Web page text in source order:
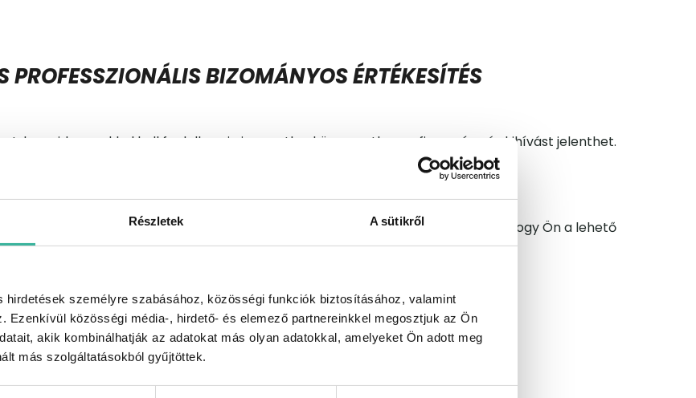
Részletek A sütikről
hirdetések személyre szabásához, közösségi funkciók biztosításához, valamint
Ezenkívül közösségi média-, hirdető- és elemező partnereinkkel megosztjuk az Ön
akik kombinálhatják az adatokat más olyan adatokkal, amelyeket Ön adott meg
más szolgáltatásokból gyűjtöttek.
PROFESSZIONÁLIS BIZOMÁNYOS ÉRTÉKESÍTÉS
hogy idegenekkel kell foglalkoznia ismeretlen környezetben, a finanszírozás kihívást jelenthet.
adhatnak okot.
ajánlatokat kínálják Önnek, mint eladónak.
tapasztalattal rendelkezik az autók eladásában, és elkötelezettek amellett, hogy Ön a lehető
ÉRTÉKESÍTÉS LÉPÉSEI?